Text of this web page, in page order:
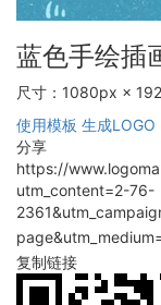
蓝色手绘插
尺寸：1080px ×
使用模板 生成LOGO
分享
https://
utm_content=2-76-
复制链接